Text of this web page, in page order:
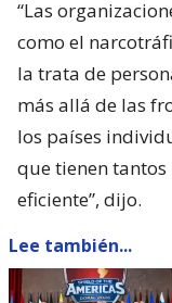
“Las
como el
la trata de
más allá de las
los países
que tienen
eficiente”, dijo.
Lee también...